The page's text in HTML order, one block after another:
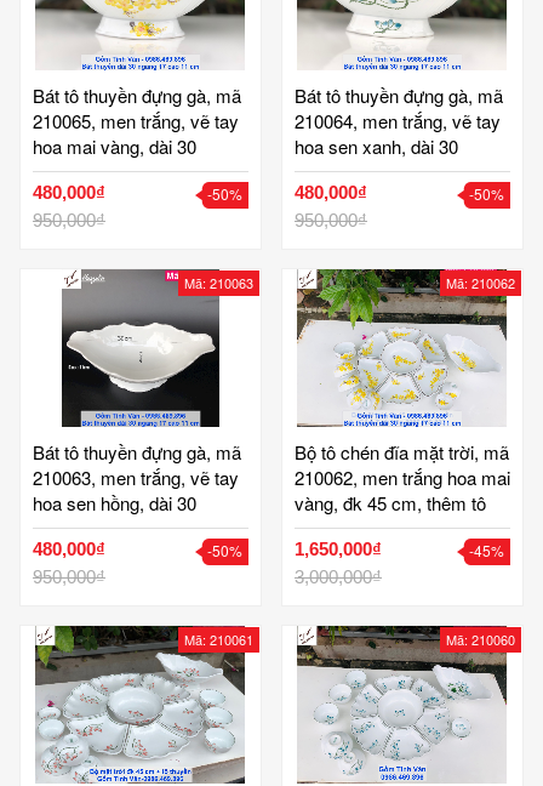
Bát tô thuyền đựng gà, mã
210065, men trắng, vẽ tay
hoa mai vàng, dài 30
ngang 17 cao 11 cm, tô
chén đĩa gốm sứ bát tràng
tinh vân
480,000₫
950,000₫
-50%
Bát tô thuyền đựng gà, mã
210064, men trắng, vẽ tay
hoa sen xanh, dài 30
ngang 17 cao 11 cm, tô
chén đĩa gốm sứ bát tràng
tinh vân
480,000₫
950,000₫
-50%
Mã: 210063
Bát tô thuyền đựng gà, mã
210063, men trắng, vẽ tay
hoa sen hồng, dài 30
ngang 17 cao 11 cm, tô
chén đĩa gốm sứ bát tràng
tinh vân
480,000₫
950,000₫
-50%
Mã: 210062
Bộ tô chén đĩa mặt trời, mã
210062, men trắng hoa mai
vàng, đk 45 cm, thêm tô
thuyền, hoa văn vẽ tay tinh
xảo, bộ bát đĩa cúng cơm,
gốm bát tràng tinh vân
1,650,000₫
3,000,000₫
-45%
Mã: 210061 Mã: 210060